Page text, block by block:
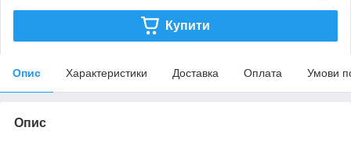
Купити
Опис Характеристики Доставка Оплата Умови
Опис